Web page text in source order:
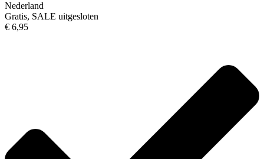
Nederland
Gratis, SALE uitgesloten
€ 6,95